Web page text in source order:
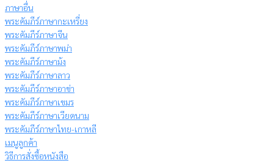
ภาษาอื่น
พระคัมภีร์ภาษากะเหรี่ยง
พระคัมภีร์ภาษาจีน
พระคัมภีร์ภาษาพม่า
พระคัมภีร์ภาษาม้ง
พระคัมภีร์ภาษาลาว
พระคัมภีร์ภาษาอาข่า
พระคัมภีร์ภาษาเขมร
พระคัมภีร์ภาษาเวียดนาม
พระคัมภีร์ภาษาไทย-เกาหลี
เมนูลูกค้า
วิธีการสั่งซื้อหนังสือ